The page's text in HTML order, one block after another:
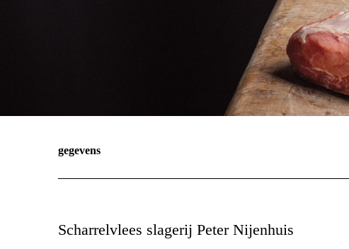
gegevens
Scharrelvlees slagerij Peter Nijenhuis